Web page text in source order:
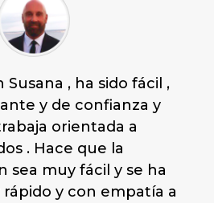
Susana , ha sido fácil ,
y de confianza y
orientada a
. Hace que la
sea muy fácil y se ha
y con empatía a